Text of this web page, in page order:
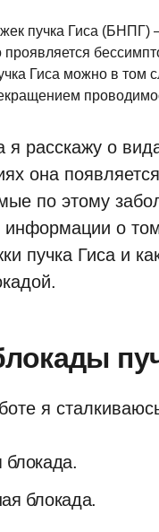
пучка Гиса (БНПГ)
Гиса можно в том
я расскажу о
она
по этому
информации о
пучка Гиса и
я
блокада.
блокада.